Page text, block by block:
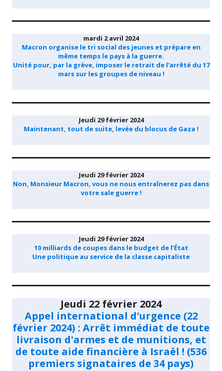
mardi 2 avril 2024
Macron organise le tri social des jeunes et prépare en
même temps le pays à la guerre.
Unité pour, par la grève, imposer le retrait de l’arrêté du 17
mars sur les groupes de niveau !
Jeudi 29 février 2024
Maintenant, tout de suite, levée du blocus de Gaza !
Jeudi 29 février 2024
Non, Monsieur Macron, vous ne nous entraînerez pas dans
votre sale guerre !
Jeudi 29 février 2024
10 milliards de coupes dans le budget de l’État
Une politique au service de la classe capitaliste
Jeudi 22 février 2024
Appel international d'urgence (22
février 2024) : Arrêt immédiat de toute
livraison d'armes et de munitions, et
de toute aide financière à Israël ! (536
premiers signataires de 34 pays)